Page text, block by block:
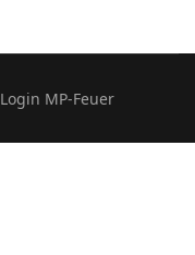
Login MP-Feuer